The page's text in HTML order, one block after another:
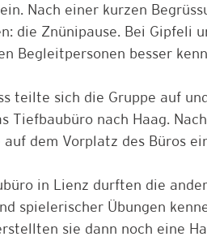
Nach einer kurzen
die Znünipause. Bei Gipfeli
Begleitpersonen besser
teilte sich die Gruppe auf
Tiefbaubüro nach Haag.
auf dem Vorplatz des Büros
in Lienz durften die
spielerischer Übungen
sie dann noch eine